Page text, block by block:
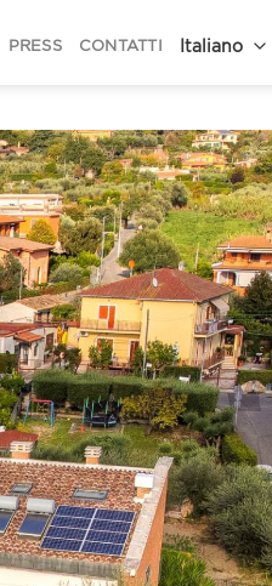
PRESS CONTATTI